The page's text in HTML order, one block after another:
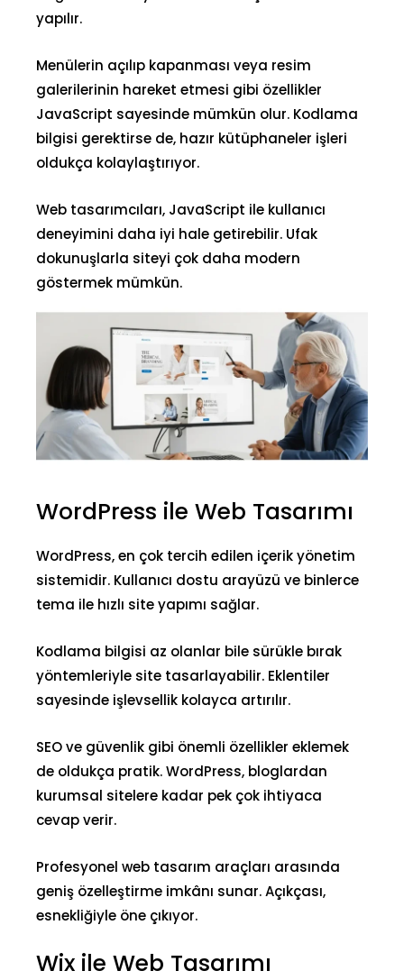
yapılır.
Menülerin açılıp kapanması veya resim
galerilerinin hareket etmesi gibi özellikler
JavaScript sayesinde mümkün olur. Kodlama
bilgisi gerektirse de, hazır kütüphaneler işleri
oldukça kolaylaştırıyor.
Web tasarımcıları, JavaScript ile kullanıcı
deneyimini daha iyi hale getirebilir. Ufak
dokunuşlarla siteyi çok daha modern
göstermek mümkün.
WordPress ile Web Tasarımı
WordPress, en çok tercih edilen içerik yönetim
sistemidir. Kullanıcı dostu arayüzü ve binlerce
tema ile hızlı site yapımı sağlar.
Kodlama bilgisi az olanlar bile sürükle bırak
yöntemleriyle site tasarlayabilir. Eklentiler
sayesinde işlevsellik kolayca artırılır.
SEO ve güvenlik gibi önemli özellikler eklemek
de oldukça pratik. WordPress, bloglardan
kurumsal sitelere kadar pek çok ihtiyaca
cevap verir.
Profesyonel web tasarım araçları arasında
geniş özelleştirme imkânı sunar. Açıkçası,
esnekliğiyle öne çıkıyor.
Wix ile Web Tasarımı